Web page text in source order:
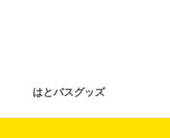
はとバスグッズ